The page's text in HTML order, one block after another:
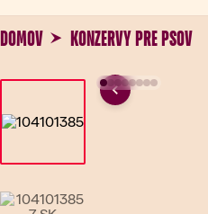
DOMOV KONZERVY PRE PSOV
Go to slide 1
Go to slide 2
Previous